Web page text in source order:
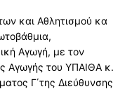
και Αθλητισμού κα
Αγωγή, με τον
Αγωγής του ΥΠΑΙΘΑ κ.
Γ΄της Διεύθυνσης